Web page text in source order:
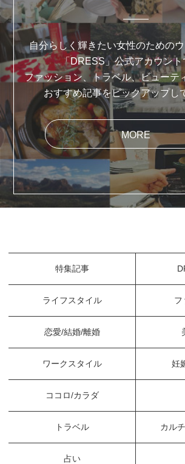
自分らしく輝きたい女性のための
「DRESS」公式アカウント
ファッション、トラベル、ビューテ
おすすめ記事をピックアップし
MORE
特集記事
ライフスタイル フ
恋愛/結婚/離婚
ワークスタイル 妊
ココロ/カラダ
トラベル カル
占い